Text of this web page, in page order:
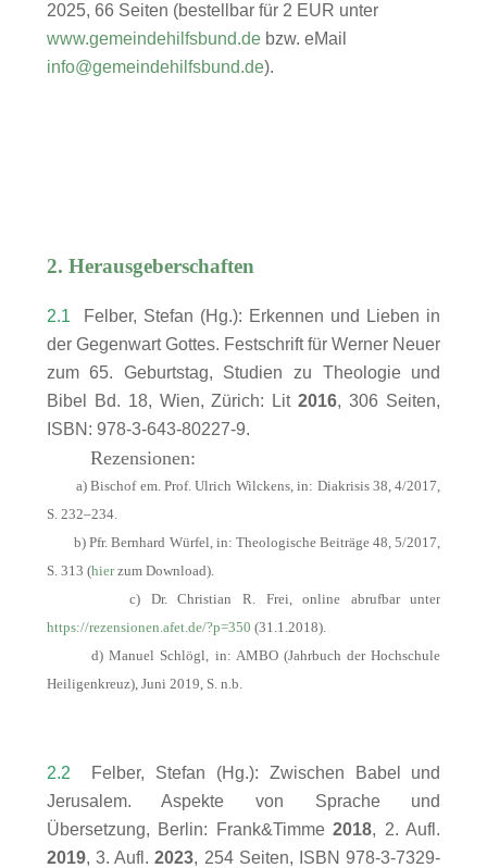
2025, 66 Seiten (bestellbar für 2 EUR unter
www.gemeindehilfsbund.debzw. eMail
info@gemeindehilfsbund.de).
2. Herausgeberschaften
2.1 Felber, Stefan (Hg.): Erkennen und Lieben in
der Gegenwart Gottes. Festschrift für Werner Neuer
zum 65. Geburtstag, Studien zu Theologie und
Bibel Bd. 18, Wien, Zürich: Lit2016, 306 Seiten,
ISBN: 978-3-643-80227-9.
Rezensionen:
a) Bischof em. Prof. Ulrich Wilckens, in: Diakrisis 38, 4/2017,
S. 232–234.
b) Pfr. Bernhard Würfel, in: Theologische Beiträge 48, 5/2017,
S. 313 (hierzum Download).
c) Dr. Christian R. Frei, online abrufbar unter
https://rezensionen.afet.de/?p=350 (31.1.2018).
d) Manuel Schlögl, in: AMBO (Jahrbuch der Hochschule
Heiligenkreuz), Juni 2019, S. n.b.
2.2
Felber, Stefan (Hg.): Zwischen Babel und
Jerusalem. Aspekte von Sprache und
Übersetzung, Berlin: Frank&Timme2018, 2. Aufl.
2019, 3. Aufl.2023, 254 Seiten, ISBN 978-3-7329-